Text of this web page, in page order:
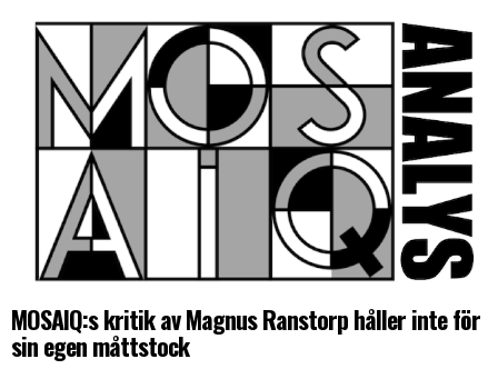
MOSAIQ:s kritik av Magnus Ranstorp håller inte för
sin egen måttstock